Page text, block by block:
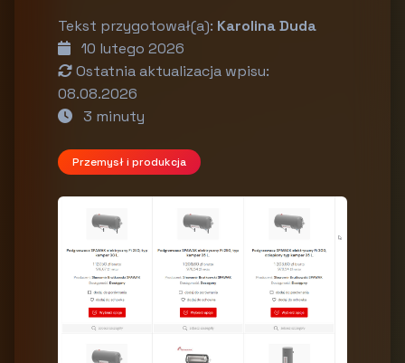
Tekst przygotował(a): Karolina Duda
10 lutego 2026
Ostatnia aktualizacja wpisu:
08.08.2026
3 minuty
Przemysł i produkcja